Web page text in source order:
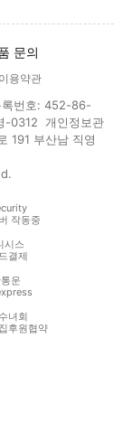
문의
이용약관
록번호: 452-86-
-0312 개인정보관
191 부산남 직영
작동중
시스
결제
운
녀회
후원협약